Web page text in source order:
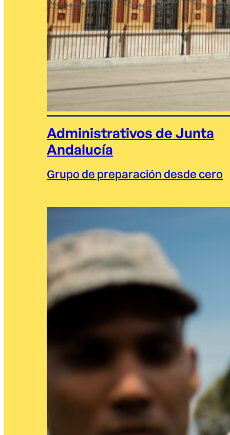
Administrativos de Junta
Andalucía
Grupo de preparación desde cero